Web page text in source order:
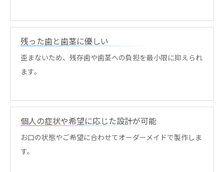
残った歯と歯茎に優しい
歪まないため、残存歯や歯茎への負担を最小限に抑えられ
ます。
個人の症状や希望に応じた設計が可能
お口の状態やご希望に合わせてオーダーメイドで製作しま
す。